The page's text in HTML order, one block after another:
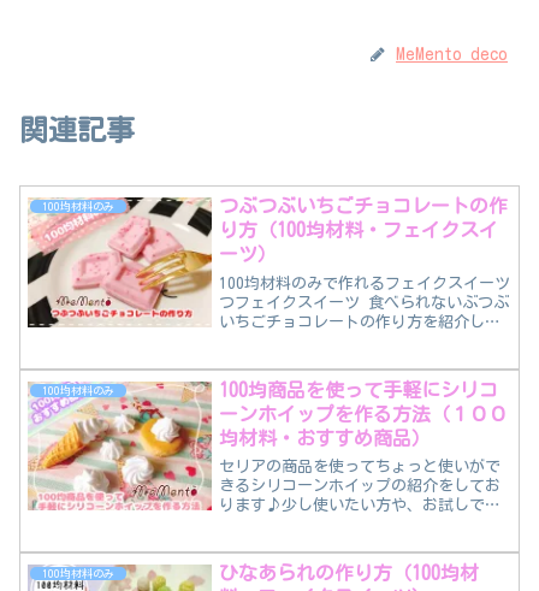
MeMento deco
関連記事
100均材料のみ
つぶつぶいちごチョコレートの作
り方（100均材料・フェイクスイ
ーツ）
100均材料のみで作れるフェイクスイーツ
つフェイクスイーツ 食べられないぶつぶ
いちごチョコレートの作り方を紹介して
100均材料のみ
100均商品を使って手軽にシリコ
ーンホイップを作る方法（１００
均材料・おすすめ商品）
セリアの商品を使ってちょっと使いがで
きるシリコーンホイップの紹介をしてお
ります♪少し使いたい方や、お試しでホ
100均材料のみ
ひなあられの作り方（100均材